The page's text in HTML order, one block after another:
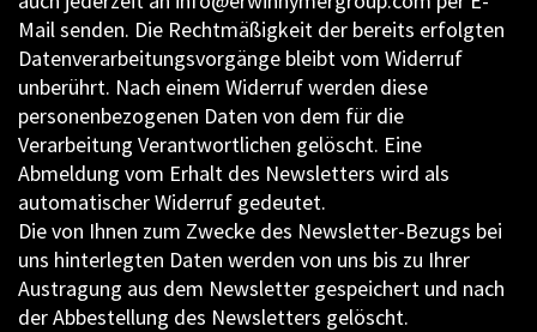
Mail senden. Die Rechtmäßigkeit der bereits erfolgten
Datenverarbeitungsvorgänge bleibt vom Widerruf
unberührt. Nach einem Widerruf werden diese
personenbezogenen Daten von dem für die
Verarbeitung Verantwortlichen gelöscht. Eine
Abmeldung vom Erhalt des Newsletters wird als
automatischer Widerruf gedeutet.
Die von Ihnen zum Zwecke des Newsletter-Bezugs bei
uns hinterlegten Daten werden von uns bis zu Ihrer
Austragung aus dem Newsletter gespeichert und nach
der Abbestellung des Newsletters gelöscht.